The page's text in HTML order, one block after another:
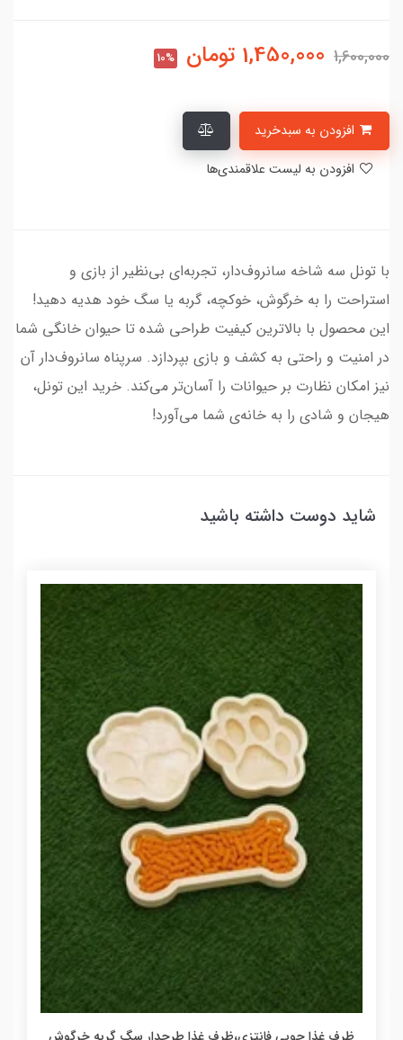
1,600,000
1,450,000 تومان 10%
با تونل سه شاخه سانروف‌دار، تجربه‌ای بی‌نظیر از بازی و
استراحت را به خرگوش، خوکچه، گربه یا سگ خود هدیه دهید!
این محصول با بالاترین کیفیت طراحی شده تا حیوان خانگی شما
در امنیت و راحتی به کشف و بازی بپردازد. سرپناه سانروف‌دار آن
نیز امکان نظارت بر حیوانات را آسان‌تر می‌کند. خرید این تونل،
هیجان و شادی را به خانه‌ی شما می‌آورد!
شاید دوست داشته باشید